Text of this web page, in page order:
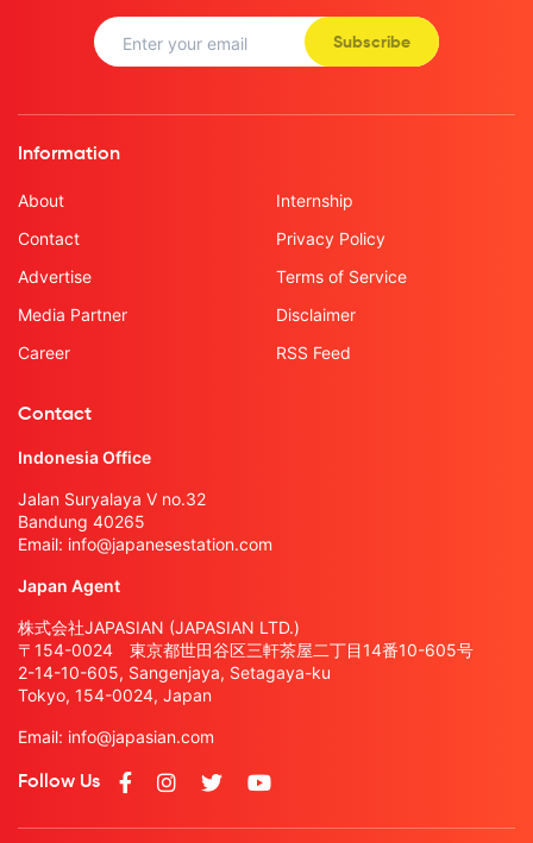
Subscribe
Information
About
Contact
Advertise
Media Partner
Career
Internship
Privacy Policy
Terms of Service
Disclaimer
RSS Feed
Contact
Indonesia Office
Jalan Suryalaya V no.32
Bandung 40265
Email: info@japanesestation.com
Japan Agent
株式会社JAPASIAN (JAPASIAN LTD.)
〒154-0024 東京都世田谷区三軒茶屋二丁目14番10-605号
2-14-10-605, Sangenjaya, Setagaya-ku
Tokyo, 154-0024, Japan
Email: info@japasian.com
Follow Us